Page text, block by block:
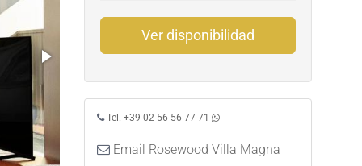
Ver disponibilidad
Tel. +39 02 56 56 77 71
Email Rosewood Villa Magna